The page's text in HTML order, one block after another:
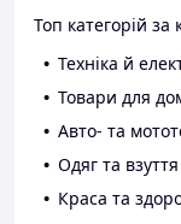
Топ категорій за
Техніка й
Товари для
Авто- та
Одяг та взуття
Краса та